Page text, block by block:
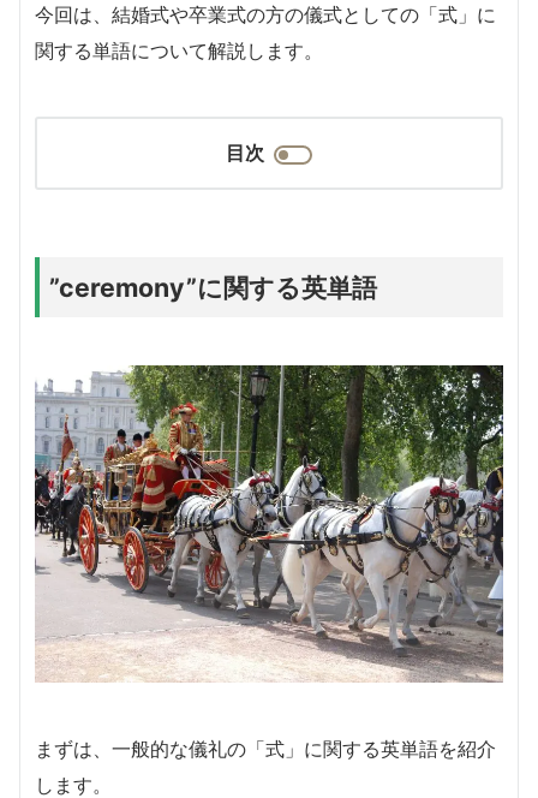
今回は、結婚式や卒業式の方の儀式としての「式」に
関する単語について解説します。
目次
”ceremony”に関する英単語
まずは、一般的な儀礼の「式」に関する英単語を紹介
します。